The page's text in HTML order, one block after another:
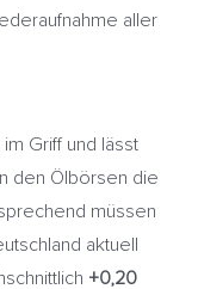
aller
Griff und lässt
den Ölbörsen die
müssen
aktuell
+0,20